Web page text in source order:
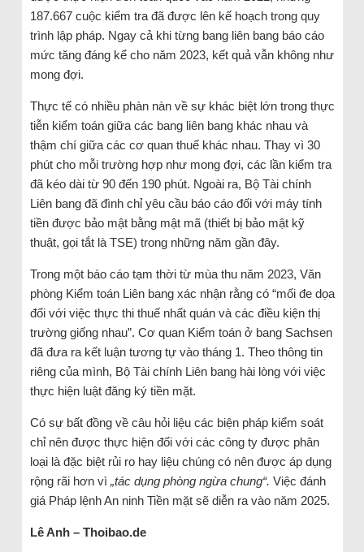
187.667 cuộc kiểm tra đã được lên kế hoạch trong quy
trình lập pháp. Ngay cả khi từng bang liên bang báo cáo
mức tăng đáng kể cho năm 2023, kết quả vẫn không như
mong đợi.
Thực tế có nhiều phàn nàn về sự khác biệt lớn trong thực
tiễn kiểm toán giữa các bang liên bang khác nhau và
thậm chí giữa các cơ quan thuế khác nhau. Thay vì 30
phút cho mỗi trường hợp như mong đợi, các lần kiểm tra
đã kéo dài từ 90 đến 190 phút. Ngoài ra, Bộ Tài chính
Liên bang đã đình chỉ yêu cầu báo cáo đối với máy tính
tiền được bảo mật bằng mật mã (thiết bị bảo mật kỹ
thuật, gọi tắt là TSE) trong những năm gần đây.
Trong một báo cáo tạm thời từ mùa thu năm 2023, Văn
phòng Kiểm toán Liên bang xác nhận rằng có “mối đe dọa
đối với việc thực thi thuế nhất quán và các điều kiện thị
trường giống nhau”. Cơ quan Kiểm toán ở bang Sachsen
đã đưa ra kết luận tương tự vào tháng 1. Theo thông tin
riêng của mình, Bộ Tài chính Liên bang hài lòng với việc
thực hiện luật đăng ký tiền mặt.
Có sự bất đồng về câu hỏi liệu các biện pháp kiểm soát
chỉ nên được thực hiện đối với các công ty được phân
loại là đặc biệt rủi ro hay liệu chúng có nên được áp dụng
rộng rãi hơn vì „tác dụng phòng ngừa chung“. Việc đánh
giá Pháp lệnh An ninh Tiền mặt sẽ diễn ra vào năm 2025.
Lê Anh – Thoibao.de